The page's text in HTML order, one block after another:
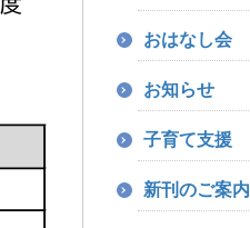
おはなし会
お知らせ
子育て支援
新刊のご案内